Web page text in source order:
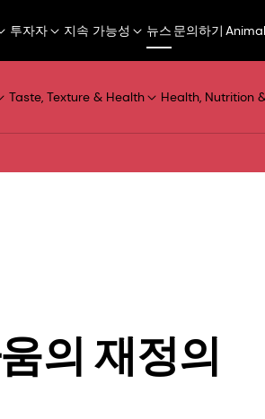
투자자 지속 가능성 뉴스 문의하기
Taste, Texture & Health Health, Nutrition
의 재정의